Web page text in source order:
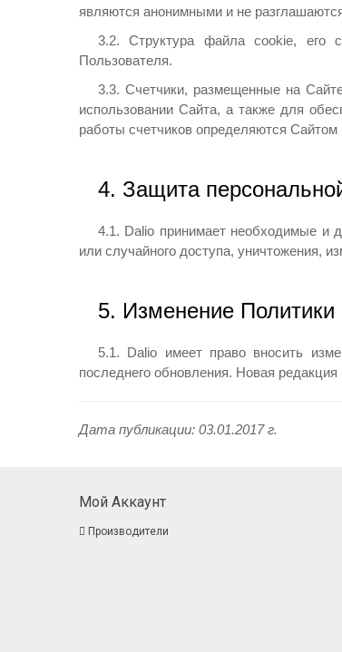
являются анонимными и не
3.2. Структура файла cookie, его
Пользователя.
3.3. Счетчики, размещенные на
использовании Сайта, а также для
работы счетчиков определяются Сайтом
4. Защита
4.1. Dalio принимает необходимые и
или случайного доступа, уничтожения,
5. Изменение
5.1. Dalio имеет право вносить
последнего обновления. Новая
Дата публикации: 03.01.2017 г.
Мой Аккаунт
Производители